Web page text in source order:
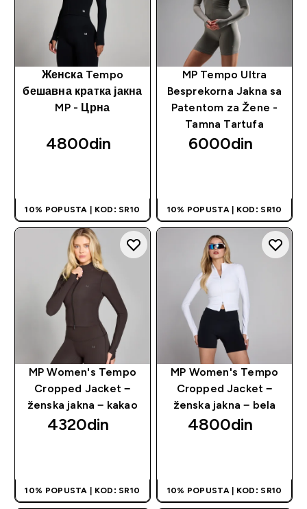
Женска Tempo
бешавна кратка јакна
MP - Црна
4800din‎
10% POPUSTA | KOD: SR10
MP Tempo Ultra
Besprekorna Jakna sa
Patentom za Žene -
Tamna Tartufa
6000din‎
10% POPUSTA | KOD: SR10
MP Women's Tempo
Cropped Jacket −
ženska jakna − kakao
4320din‎
10% POPUSTA | KOD: SR10
MP Women's Tempo
Cropped Jacket −
ženska jakna − bela
4800din‎
10% POPUSTA | KOD: SR10